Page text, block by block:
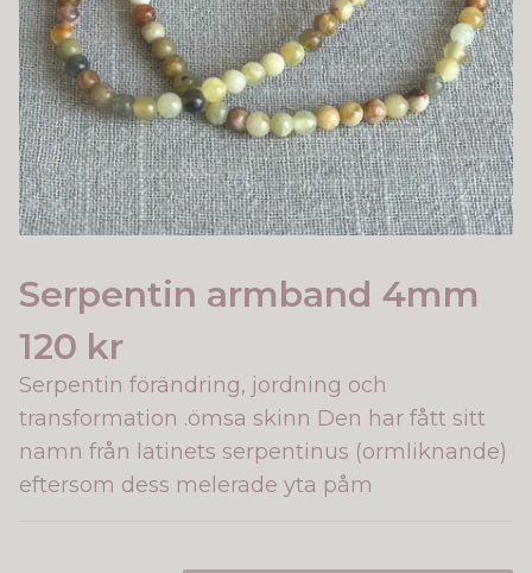
Serpentin armband 4mm
120 kr
Serpentin förändring, jordning och
transformation .ömsa skinn Den har fått sitt
namn från latinets serpentinus (ormliknande)
eftersom dess melerade yta påm